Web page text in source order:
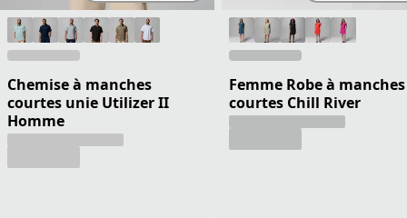
Chemise à manches
courtes unie Utilizer II
Homme
Femme Robe à manches
courtes Chill River